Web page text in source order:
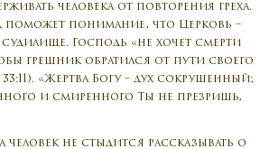
человека от повторения греха.
поможет понимание, что Церковь –
судилище. Господь «не хочет смерти
грешник обратился от пути своего
«Жертва Богу – дух сокрушенный;
и смиренного Ты не презришь,
человек не стыдится рассказывать о